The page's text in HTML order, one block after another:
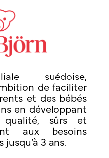
suédoise,
de faciliter
et des bébés
en développant
sûrs et
aux besoins
3 ans.